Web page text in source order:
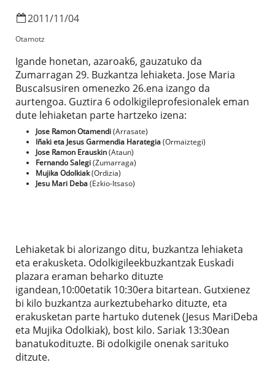
2011/11/04
Otamotz
Igande honetan, azaroak6, gauzatuko da
Zumarragan 29. Buzkantza lehiaketa. Jose Maria
BuscaIsusiren omenezko 26.ena izango da
aurtengoa. Guztira 6 odolkigileprofesionalek eman
dute lehiaketan parte hartzeko izena:
Jose Ramon Otamendi(Arrasate)
Iñaki eta Jesus Garmendia Harategia(Ormaiztegi)
Jose Ramon Erauskin(Ataun)
Fernando Salegi(Zumarraga)
Mujika Odolkiak(Ordizia)
Jesu Mari Deba(Ezkio-Itsaso)
Lehiaketak bi alorizango ditu, buzkantza lehiaketa
eta erakusketa. Odolkigileekbuzkantzak Euskadi
plazara eraman beharko dituzte
igandean,10:00etatik 10:30era bitartean. Gutxienez
bi kilo buzkantza aurkeztubeharko dituzte, eta
erakusketan parte hartuko dutenek (Jesus MariDeba
eta Mujika Odolkiak), bost kilo. Sariak 13:30ean
banatukodituzte. Bi odolkigile onenak sarituko
ditzute.